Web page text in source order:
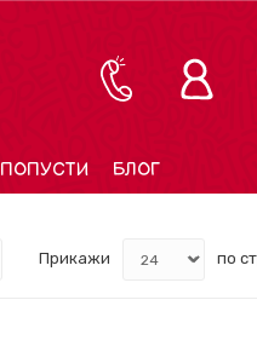
ПОПУСТИ БЛОГ
Прикажи по